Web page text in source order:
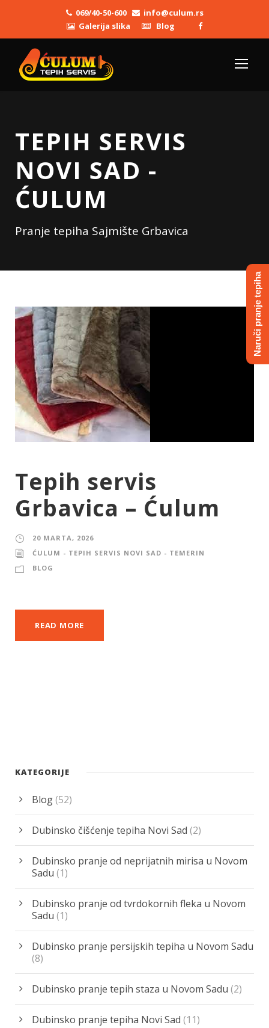
069/40-50-600
info@culum.rs
Galerija slika
Blog
TEPIH SERVIS
NOVI SAD -
ĆULUM
Pranje tepiha Sajmište Grbavica
Tepih servis
Grbavica – Ćulum
20 MARTA, 2026
ĆULUM - TEPIH SERVIS NOVI SAD - TEMERIN
BLOG
READ MORE
KATEGORIJE
Blog(52)
Dubinsko čišćenje tepiha Novi Sad (2)
Dubinsko pranje od neprijatnih mirisa u Novom
Sadu (1)
Dubinsko pranje od tvrdokornih fleka u Novom
Sadu (1)
Dubinsko pranje persijskih tepiha u Novom Sadu
(8)
Dubinsko pranje tepih staza u Novom Sadu (2)
Dubinsko pranje tepiha Novi Sad (11)
Naruči pranje tepiha